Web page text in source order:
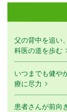
父の背中を追い
科医の道を歩む
いつまでも健や
療に尽力
患者さんが前向